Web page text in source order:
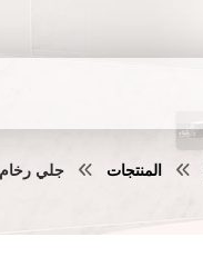
المنتجات جلي